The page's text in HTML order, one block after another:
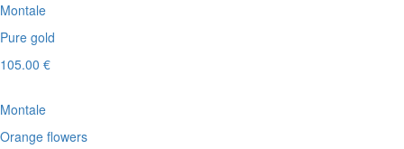
Montale
Pure gold
105.00 €
Montale
Orange flowers